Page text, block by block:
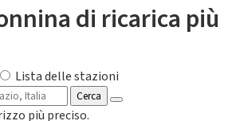
di ricarica più
Lista delle stazioni
Cerca
più preciso.